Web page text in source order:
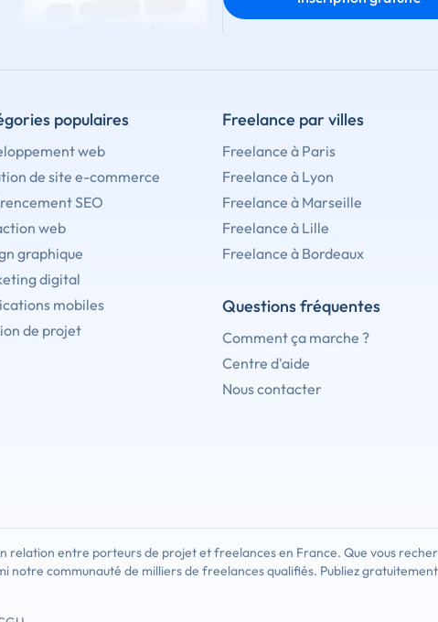
populaires
web
de site e-commerce
SEO
web
graphique
digital
mobiles
de projet
Freelance par villes
Freelance à Paris
Freelance à Lyon
Freelance à Marseille
Freelance à Lille
Freelance à Bordeaux
Questions fréquentes
Comment ça marche ?
Centre d'aide
Nous contacter
relation entre porteurs de projet et freelances en France. Que vous
notre communauté de milliers de freelances qualifiés. Publiez